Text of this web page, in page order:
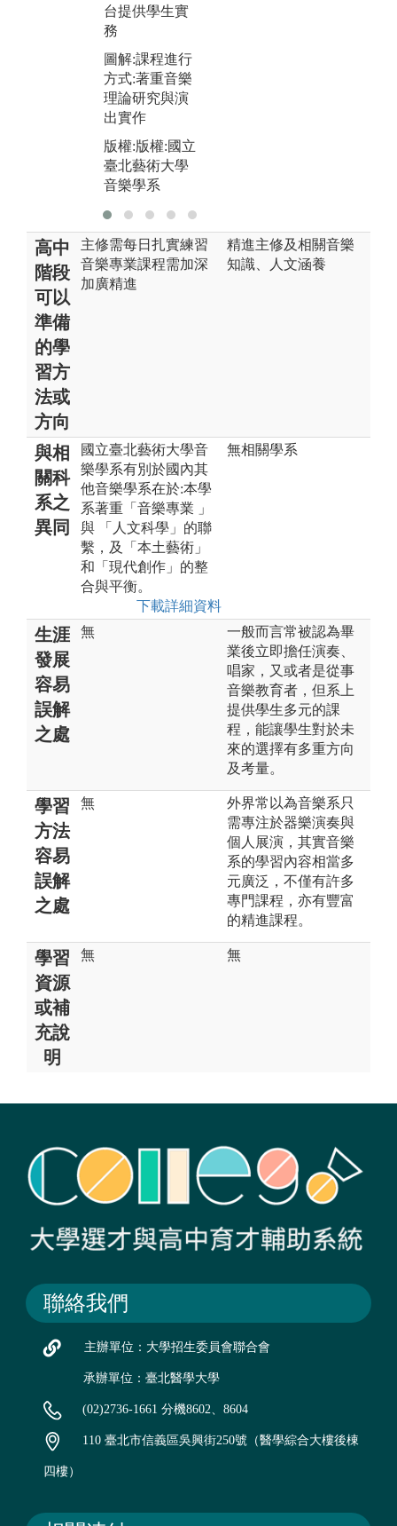
台提供學生實
務
圖解:課程進行
方式:著重音樂
理論研究與演
出實作
版權:版權:國立
臺北藝術大學
音樂學系
高中
階段
可以
準備
的學
習方
法或
方向
主修需每日扎實練習
音樂專業課程需加深
加廣精進
精進主修及相關音樂
知識、人文涵養
與相
關科
系之
異同
國立臺北藝術大學音
樂學系有別於國內其
他音樂學系在於:本學
系著重「音樂專業 」
與 「人文科學」的聯
繫，及「本土藝術」
和「現代創作」的整
合與平衡。
下載詳細資料
無相關學系
生涯
發展
容易
誤解
之處
無
一般而言常被認為畢
業後立即擔任演奏、
唱家，又或者是從事
音樂教育者，但系上
提供學生多元的課
程，能讓學生對於未
來的選擇有多重方向
及考量。
學習
方法
容易
誤解
之處
無
外界常以為音樂系只
需專注於器樂演奏與
個人展演，其實音樂
系的學習內容相當多
元廣泛，不僅有許多
專門課程，亦有豐富
的精進課程。
學習
資源
或補
充說
明
無 無
聯絡我們
主辦單位：大學招生委員會聯合會
承辦單位：臺北醫學大學
(02)2736-1661 分機8602、8604
110 臺北市信義區吳興街250號（醫學綜合大樓後棟
四樓）